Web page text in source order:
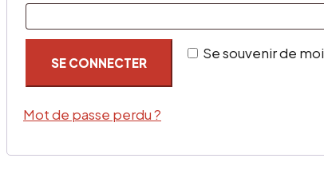
Se souvenir de moi
SE CONNECTER
Mot de passe perdu ?